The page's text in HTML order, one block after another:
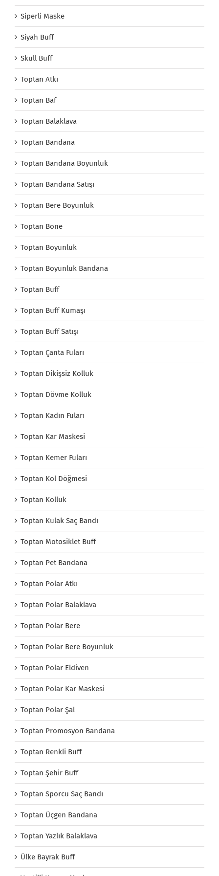
Siperli Maske
Siyah Buff
Skull Buff
Toptan Atkı
Toptan Baf
Toptan Balaklava
Toptan Bandana
Toptan Bandana Boyunluk
Toptan Bandana Satışı
Toptan Bere Boyunluk
Toptan Bone
Toptan Boyunluk
Toptan Boyunluk Bandana
Toptan Buff
Toptan Buff Kumaşı
Toptan Buff Satışı
Toptan Çanta Fuları
Toptan Dikişsiz Kolluk
Toptan Dövme Kolluk
Toptan Kadın Fuları
Toptan Kar Maskesi
Toptan Kemer Fuları
Toptan Kol Döğmesi
Toptan Kolluk
Toptan Kulak Saç Bandı
Toptan Motosiklet Buff
Toptan Pet Bandana
Toptan Polar Atkı
Toptan Polar Balaklava
Toptan Polar Bere
Toptan Polar Bere Boyunluk
Toptan Polar Eldiven
Toptan Polar Kar Maskesi
Toptan Polar Şal
Toptan Promosyon Bandana
Toptan Renkli Buff
Toptan Şehir Buff
Toptan Sporcu Saç Bandı
Toptan Üçgen Bandana
Toptan Yazlık Balaklava
Ülke Bayrak Buff